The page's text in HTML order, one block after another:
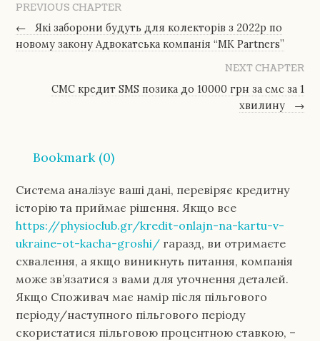
PREVIOUS CHAPTER
←
Які заборони будуть для колекторів з 2022р по
новому закону Адвокатська компанія “MK Partners”
NEXT CHAPTER
СМС кредит SMS позика до 10000 грн за смс за 1
хвилину
→
Bookmark (0)
Система аналізує ваші дані, перевіряє кредитну
історію та приймає рішення. Якщо все
https://physioclub.gr/kredit-onlajn-na-kartu-v-
ukraine-ot-kacha-groshi/ гаразд, ви отримаєте
схвалення, а якщо виникнуть питання, компанія
може зв’язатися з вами для уточнення деталей.
Якщо Споживач має намір після пільгового
періоду/наступного пільгового періоду
скористатися пільговою процентною ставкою, –